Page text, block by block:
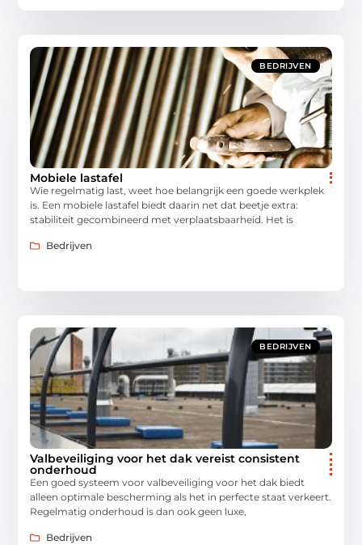
BEDRIJVEN
Mobiele lastafel
Wie regelmatig last, weet hoe belangrijk een goede werkplek
is. Een mobiele lastafel biedt daarin net dat beetje extra:
stabiliteit gecombineerd met verplaatsbaarheid. Het is
Bedrijven
BEDRIJVEN
Valbeveiliging voor het dak vereist consistent
onderhoud
Een goed systeem voor valbeveiliging voor het dak biedt
alleen optimale bescherming als het in perfecte staat verkeert.
Regelmatig onderhoud is dan ook geen luxe,
Bedrijven